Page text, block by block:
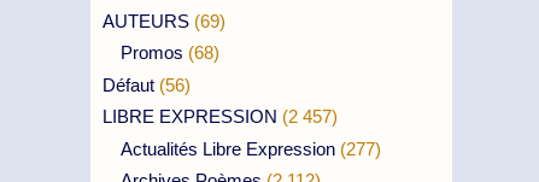
AUTEURS (69)
Promos (68)
Défaut (56)
LIBRE EXPRESSION (2 457)
Actualités Libre Expression (277)